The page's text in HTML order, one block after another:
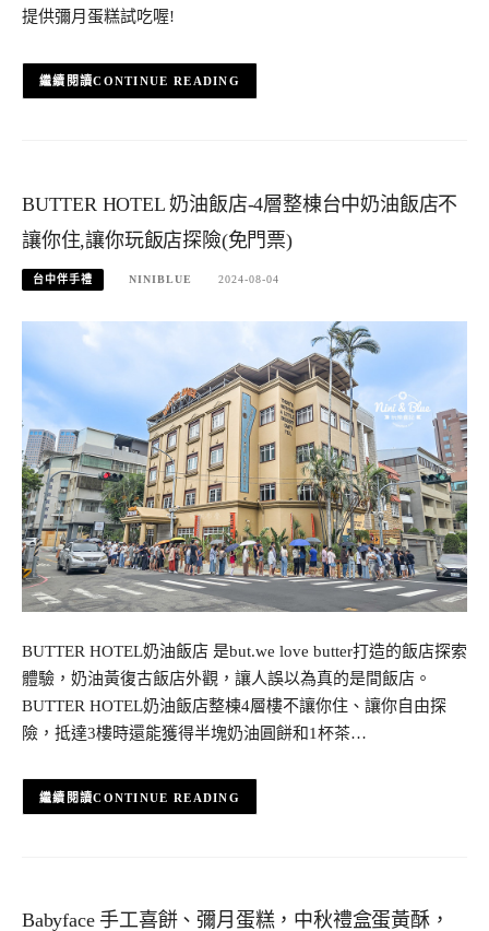
提供彌月蛋糕試吃喔!
CONTINUE READING
BUTTER HOTEL 奶油飯店-4層整棟台中奶油飯店不
讓你住,讓你玩飯店探險(免門票)
台中伴手禮 NINIBLUE 2024-08-04
BUTTER HOTEL奶油飯店 是but.we love butter打造的飯店探索
體驗，奶油黃復古飯店外觀，讓人誤以為真的是間飯店。
BUTTER HOTEL奶油飯店整棟4層樓不讓你住、讓你自由探
險，抵達3樓時還能獲得半塊奶油圓餅和1杯茶…
CONTINUE READING
Babyface 手工喜餅、彌月蛋糕，中秋禮盒蛋黃酥，